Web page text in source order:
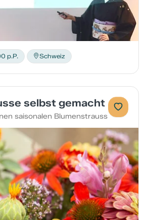
p.P. Schweiz
selbst gemacht
saisonalen Blumenstrauss